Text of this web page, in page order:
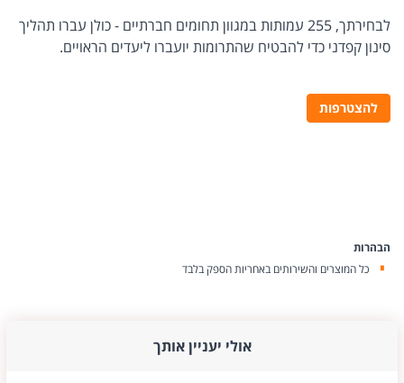
לבחירתך, 255 עמותות במגוון תחומים חברתיים - כולן עברו תהליך
סינון קפדני כדי להבטיח שהתרומות יועברו ליעדים הראויים.
להצטרפות
הבהרות
כל המוצרים והשירותים באחריות הספק בלבד
אולי יעניין אותך